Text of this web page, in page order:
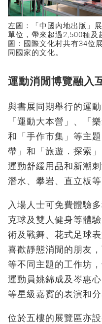
左圖：「中國內地出版」
單位，帶來超過2,500種及
圖：國際文化村共有34位
同國家的文化。
運動消閒博覽融入
與書展同期舉行的運
「運動大本營」、「
和「手作市集」等主
帶」和「旅遊．探索
運動舒緩用品和新潮
潛水、攀岩、直立板等
入場人士可免費體驗
克球及雙人健身等體
術及戰舞、花式足球
喜歡靜態消閒的朋友
等不同主題的工作坊
運動員姚錦成及岑惠
等星級嘉賓的表演和分
位於五樓的展覽區亦